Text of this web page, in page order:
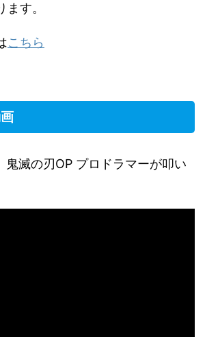
ます。
こちら
鬼滅の刃OP プロドラマーが叩い